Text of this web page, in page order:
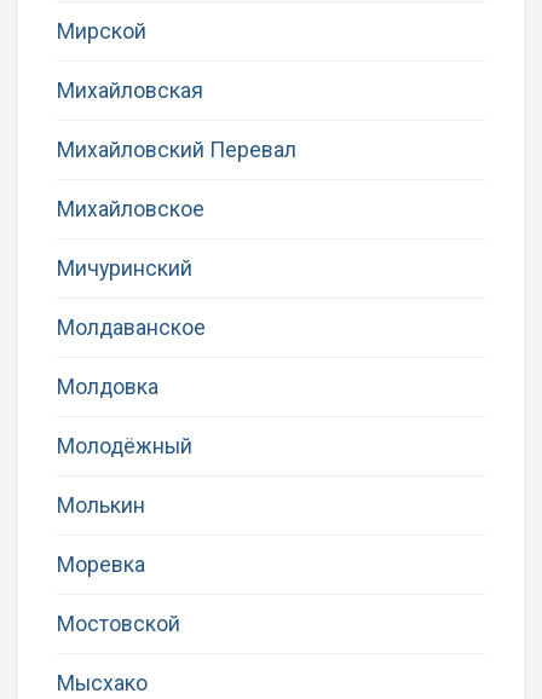
Мирской
Михайловская
Михайловский Перевал
Михайловское
Мичуринский
Молдаванское
Молдовка
Молодёжный
Молькин
Моревка
Мостовской
Мысхако